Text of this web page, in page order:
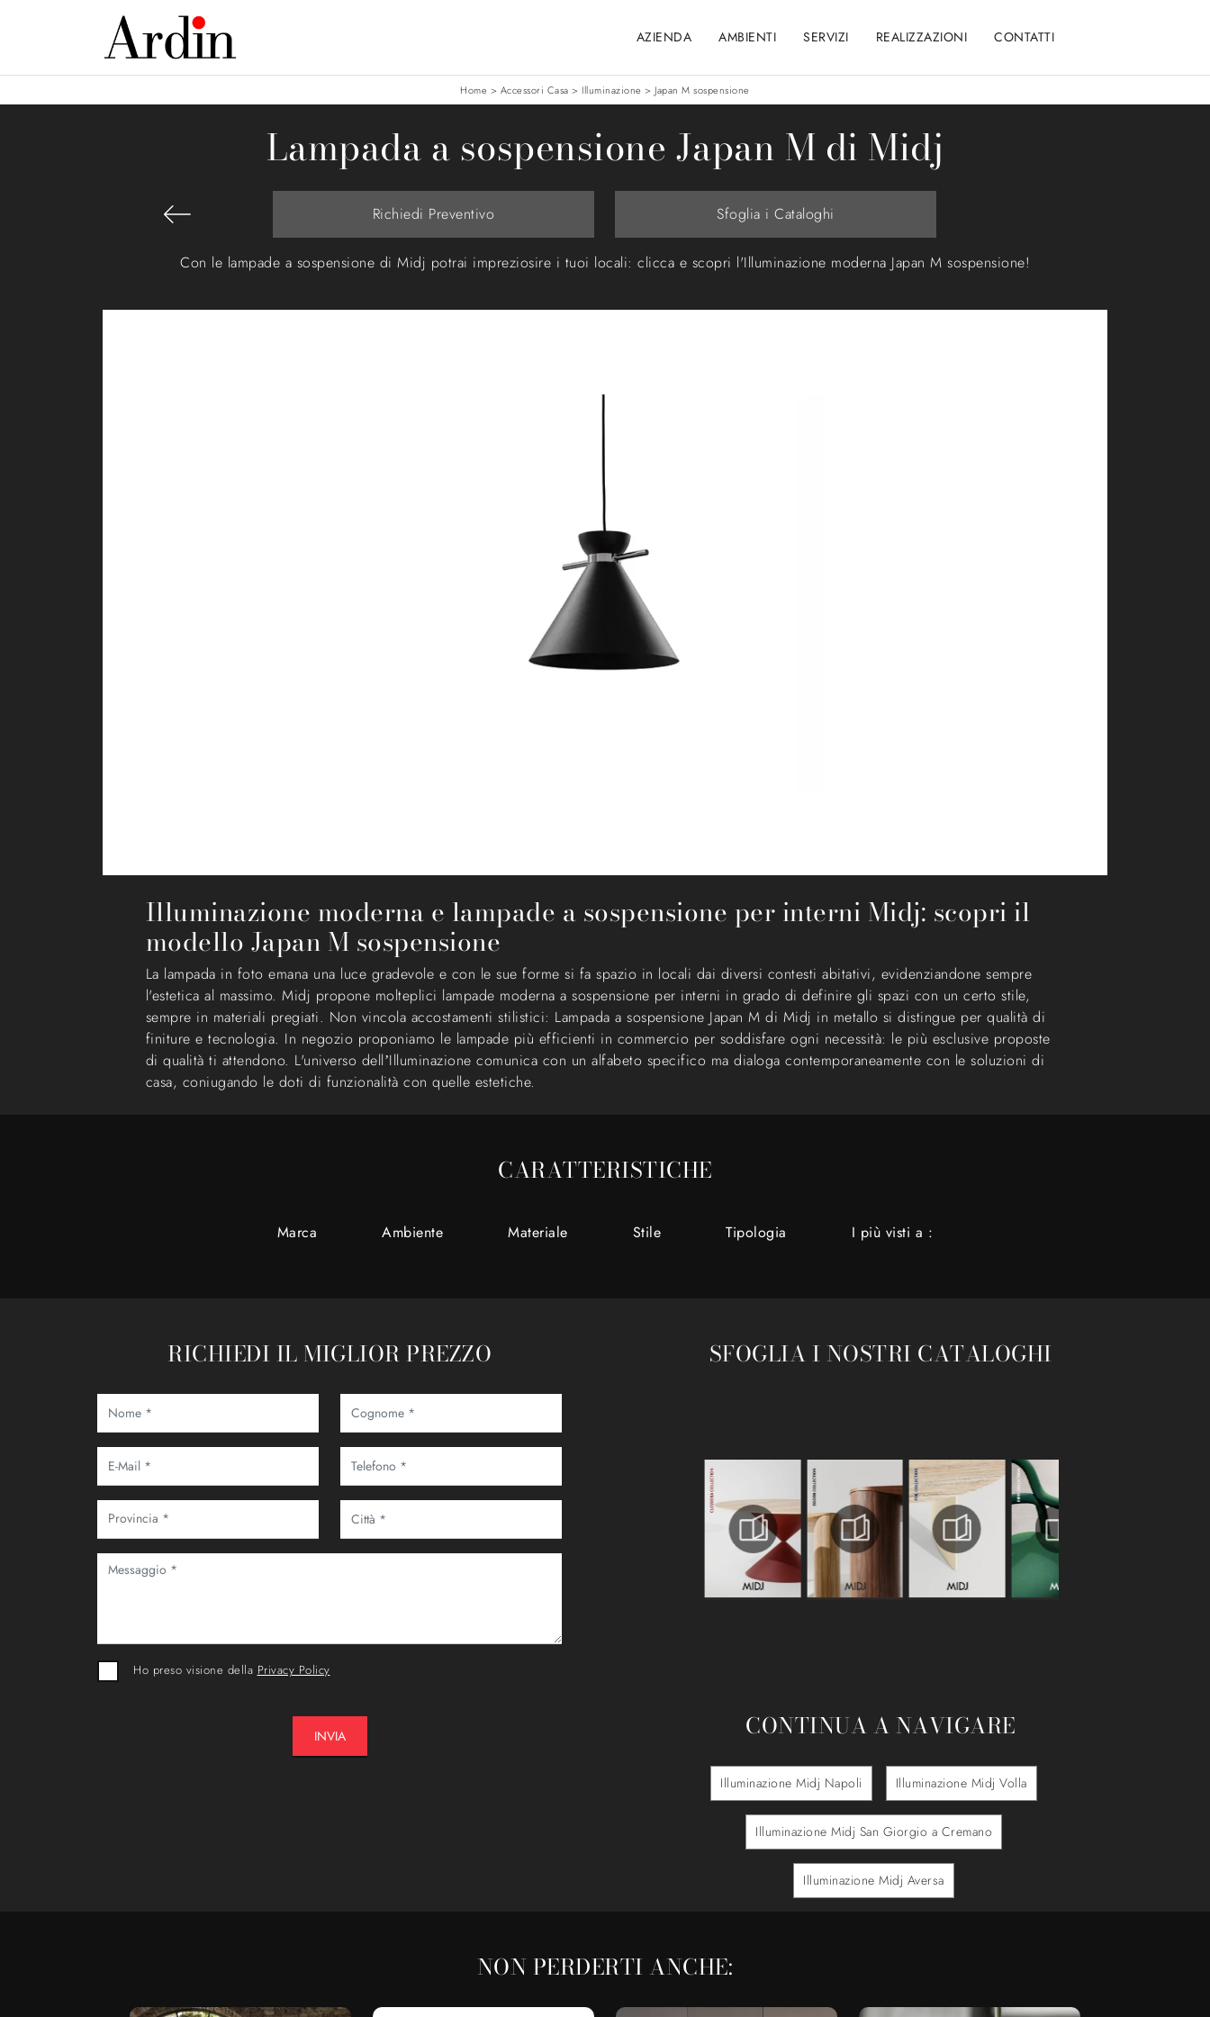
AZIENDA AMBIENTI SERVIZI REALIZZAZIONI CONTATTI
Home > Accessori Casa > Illuminazione > Japan M sospensione
Lampada a sospensione Japan M di Midj
Richiedi Preventivo Sfoglia i Cataloghi
Con le lampade a sospensione di Midj potrai impreziosire i tuoi locali: clicca e scopri l'Illuminazione moderna Japan M sospensione!
Illuminazione moderna e lampade a sospensione per interni Midj: scopri il
modello Japan M sospensione
La lampada in foto emana una luce gradevole e con le sue forme si fa spazio in locali dai diversi contesti abitativi, evidenziandone sempre
l'estetica al massimo. Midj propone molteplici lampade moderna a sospensione per interni in grado di definire gli spazi con un certo stile,
sempre in materiali pregiati. Non vincola accostamenti stilistici: Lampada a sospensione Japan M di Midj in metallo si distingue per qualità di
finiture e tecnologia. In negozio proponiamo le lampade più efficienti in commercio per soddisfare ogni necessità: le più esclusive proposte
di qualità ti attendono. L'universo dell’Illuminazione comunica con un alfabeto specifico ma dialoga contemporaneamente con le soluzioni di
casa, coniugando le doti di funzionalità con quelle estetiche.
CARATTERISTICHE
Marca Ambiente Materiale Stile Tipologia I più visti a :
RICHIEDI IL MIGLIOR PREZZO
Ho preso visione della Privacy Policy
INVIA
SFOGLIA I NOSTRI CATALOGHI
CONTINUA A NAVIGARE
Illuminazione Midj Napoli Illuminazione Midj Volla
Illuminazione Midj San Giorgio a Cremano
Illuminazione Midj Aversa
NON PERDERTI ANCHE: